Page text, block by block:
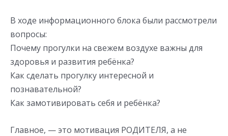
В ходе информационного блока были рассмотрели
вопросы:
Почему прогулки на свежем воздухе важны для
здоровья и развития ребёнка?
Как сделать прогулку интересной и
познавательной?
Как замотивировать себя и ребёнка?
Главное, — это мотивация РОДИТЕЛЯ, а не